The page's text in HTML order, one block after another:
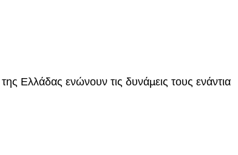
Ελλάδας ενώνουν τις δυνάμεις τους ενάντια